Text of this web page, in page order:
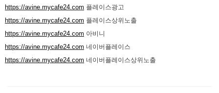
https://avine.mycafe24.com 플레이스광고
https://avine.mycafe24.com 플레이스상위노출
https://avine.mycafe24.com 아비니
https://avine.mycafe24.com 네이버플레이스
https://avine.mycafe24.com 네이버플레이스상위노출